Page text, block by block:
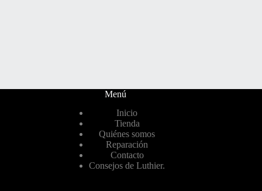
Menú
Inicio
Tienda
Quiénes somos
Reparación
Contacto
Consejos de Luthier.